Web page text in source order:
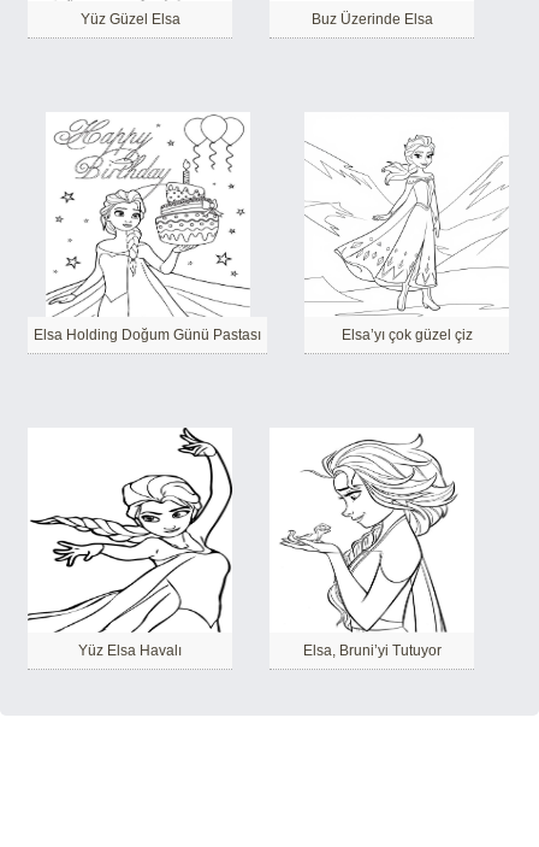
Yüz Güzel Elsa Buz Üzerinde Elsa
Elsa Holding Doğum Günü Pastası Elsa’yı çok güzel çiz
Yüz Elsa Havalı Elsa, Bruni’yi Tutuyor